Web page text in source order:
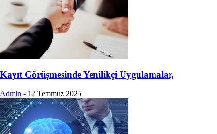
Kayıt Görüşmesinde Yenilikçi Uygulamalar,
Admin - 12 Temmuz 2025